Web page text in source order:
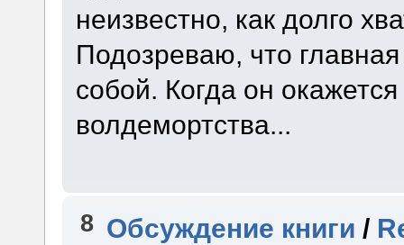
неизвестно, как долго
Подозреваю, что
собой. Когда он
волдемортства...
8 Обсуждение книги /